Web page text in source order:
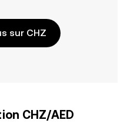
sur CHZ
CHZ/AED